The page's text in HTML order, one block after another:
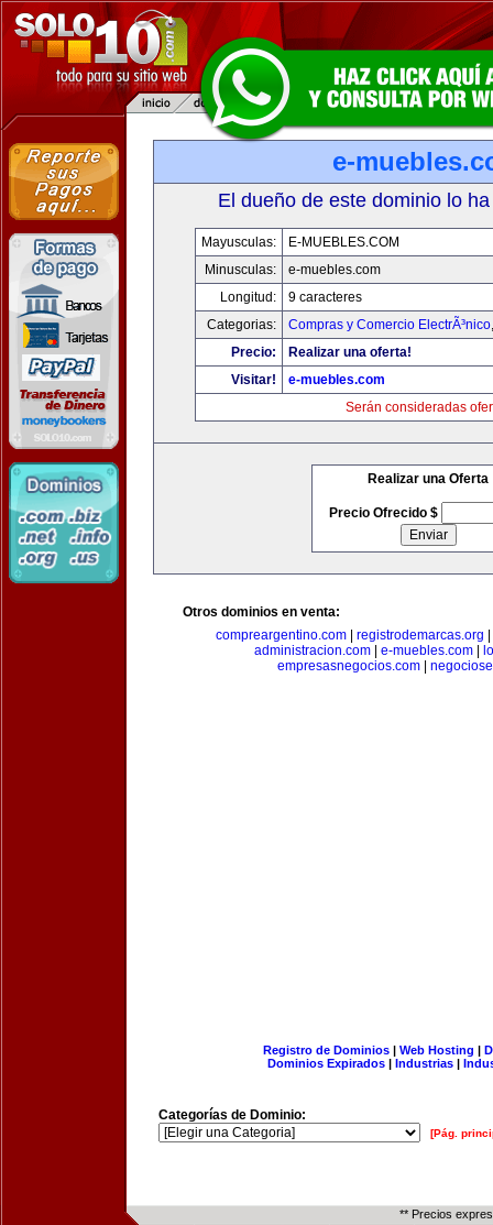
e-
El dueño de este dominio lo
Mayusculas:
E-MUEBLES.COM
Minusculas:
e-muebles.com
Longitud:
9 caracteres
Categorias:
Compras y Comercio ElectrÃ³nico
Precio:
Realizar una oferta!
Visitar!
e-muebles.com
Serán consideradas
Realizar una Oferta
Precio Ofrecido $
Otros dominios en venta:
compreargentino.com
registrodemarcas.org
administracion.com
e-muebles.com
empresasnegocios.com|
Registro de Dominios| Web Hosting |
Dominios Expirados | Industrias |
Categorías de Dominio:
[Pág.
** Precios